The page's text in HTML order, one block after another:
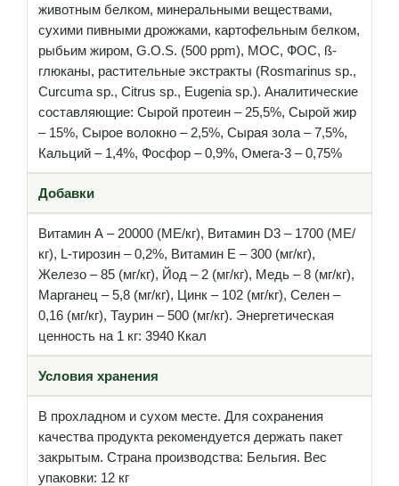
животным белком, минеральными веществами,
сухими пивными дрожжами, картофельным белком,
рыбьим жиром, G.O.S. (500 ppm), МОС, ФОС, ß-
глюканы, растительные экстракты (Rosmarinus sp.,
Curcuma sp., Citrus sp., Eugenia sp.). Аналитические
составляющие: Сырой протеин – 25,5%, Сырой жир
– 15%, Сырое волокно – 2,5%, Сырая зола – 7,5%,
Кальций – 1,4%, Фосфор – 0,9%, Омега-3 – 0,75%
Добавки
Витамин А – 20000 (МЕ/кг), Витамин D3 – 1700 (МЕ/
кг), L-тирозин – 0,2%, Витамин Е – 300 (мг/кг),
Железо – 85 (мг/кг), Йод – 2 (мг/кг), Медь – 8 (мг/кг),
Марганец – 5,8 (мг/кг), Цинк – 102 (мг/кг), Селен –
0,16 (мг/кг), Таурин – 500 (мг/кг). Энергетическая
ценность на 1 кг: 3940 Ккал
Условия хранения
В прохладном и сухом месте. Для сохранения
качества продукта рекомендуется держать пакет
закрытым. Страна производства: Бельгия. Вес
упаковки: 12 кг